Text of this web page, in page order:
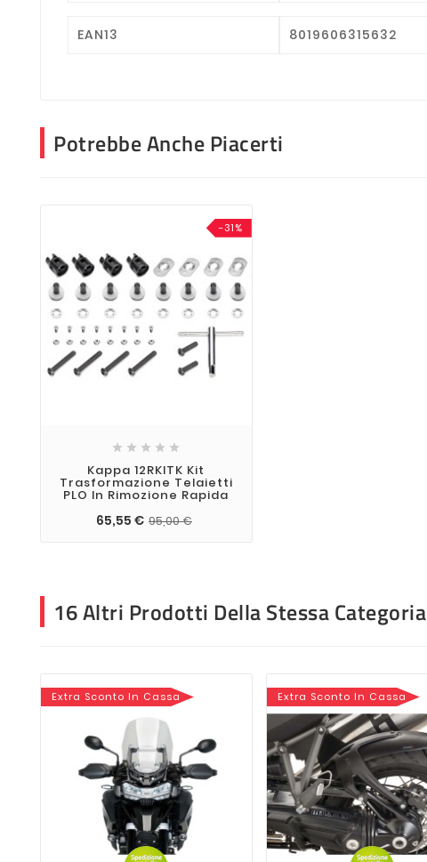
EAN13 8019606315632
Potrebbe Anche Piacerti
-31%
    
Kappa 12RKITK Kit
Trasformazione Telaietti
PLO In Rimozione Rapida
65,55 € 95,00 €
16 Altri Prodotti Della Stessa Categoria
Extra Sconto In Cassa Extra Sconto In Cassa